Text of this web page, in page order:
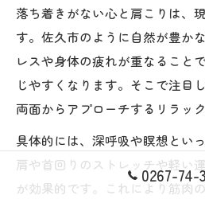
落ち着きがない心と肩こりは、
す。佐久市のように自然が豊か
レスや身体の疲れが重なること
じやすくなります。そこで注目
両面からアプローチするリラッ
具体的には、深呼吸や瞑想とい
肩や首回りのストレッチや軽い
が効果的です。これにより筋肉
0267-74-